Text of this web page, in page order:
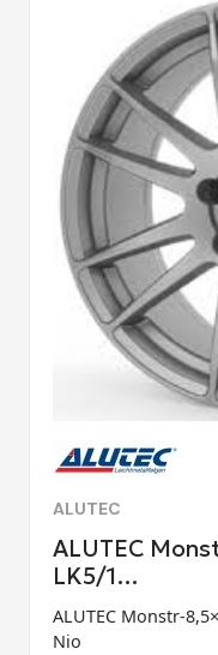
ALUTEC
ALUTEC
LK5/1…
ALUTEC Monstr-
Nio